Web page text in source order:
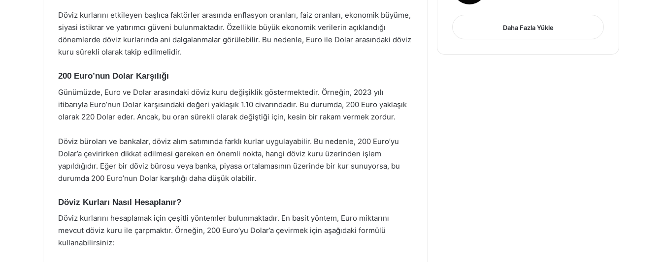
Döviz kurlarını etkileyen başlıca faktörler arasında enflasyon oranları, faiz oranları, ekonomik büyüme,
siyasi istikrar ve yatırımcı güveni bulunmaktadır. Özellikle büyük ekonomik verilerin açıklandığı
dönemlerde döviz kurlarında ani dalgalanmalar görülebilir. Bu nedenle, Euro ile Dolar arasındaki döviz
kuru sürekli olarak takip edilmelidir.
200 Euro’nun Dolar Karşılığı
Günümüzde, Euro ve Dolar arasındaki döviz kuru değişiklik göstermektedir. Örneğin, 2023 yılı
itibarıyla Euro’nun Dolar karşısındaki değeri yaklaşık 1.10 civarındadır. Bu durumda, 200 Euro yaklaşık
olarak 220 Dolar eder. Ancak, bu oran sürekli olarak değiştiği için, kesin bir rakam vermek zordur.
Döviz büroları ve bankalar, döviz alım satımında farklı kurlar uygulayabilir. Bu nedenle, 200 Euro’yu
Dolar’a çevirirken dikkat edilmesi gereken en önemli nokta, hangi döviz kuru üzerinden işlem
yapıldığıdır. Eğer bir döviz bürosu veya banka, piyasa ortalamasının üzerinde bir kur sunuyorsa, bu
durumda 200 Euro’nun Dolar karşılığı daha düşük olabilir.
Döviz Kurları Nasıl Hesaplanır?
Döviz kurlarını hesaplamak için çeşitli yöntemler bulunmaktadır. En basit yöntem, Euro miktarını
mevcut döviz kuru ile çarpmaktır. Örneğin, 200 Euro’yu Dolar’a çevirmek için aşağıdaki formülü
kullanabilirsiniz:
Daha Fazla Yükle